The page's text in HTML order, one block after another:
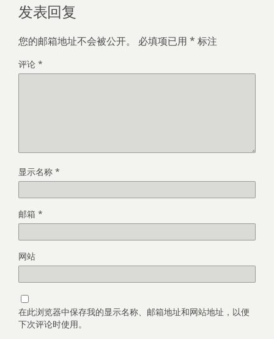
发表回复
您的邮箱地址不会被公开。 必填项已用 * 标注
评论 *
显示名称 *
邮箱 *
网站
在此浏览器中保存我的显示名称、邮箱地址和网站地址，以便
下次评论时使用。